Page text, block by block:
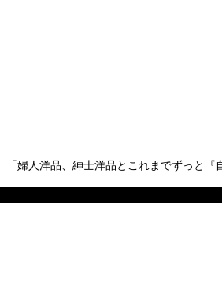
婦人洋品、紳士洋品とこれまでずっと『